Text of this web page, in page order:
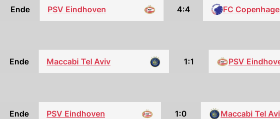
Ende PSV Eindhoven 4:4 FC
Ende Maccabi Tel Aviv 1:1 PSV
Ende PSV Eindhoven 1:0 Maccabi Tel